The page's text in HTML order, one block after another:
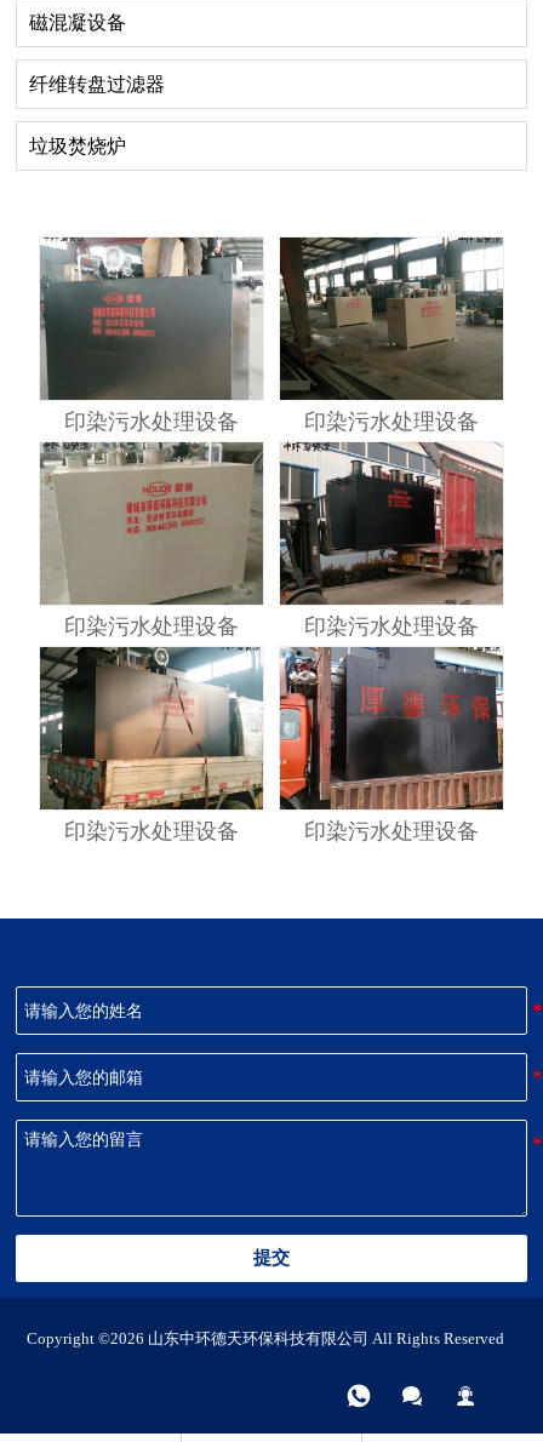
磁混凝设备
纤维转盘过滤器
垃圾焚烧炉
印染污水处理设备 印染污水处理设备
印染污水处理设备 印染污水处理设备
印染污水处理设备 印染污水处理设备
提交
Copyright ©2026 山东中环德天环保科技有限公司 All Rights Reserved
  